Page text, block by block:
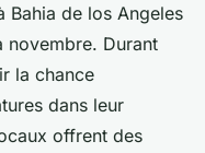
Bahia de los Angeles
novembre. Durant
la chance
dans leur
offrent des